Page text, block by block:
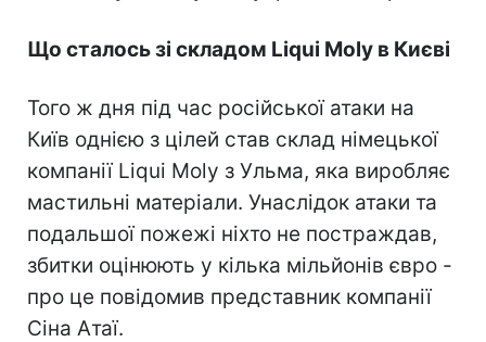
Що сталось зі складом Liqui Moly в Києві
Того ж дня під час російської атаки на
Київ однією з цілей став склад німецької
компанії Liqui Moly з Ульма, яка виробляє
мастильні матеріали. Унаслідок атаки та
подальшої пожежі ніхто не постраждав,
збитки оцінюють у кілька мільйонів євро -
про це повідомив представник компанії
Сіна Атаї.